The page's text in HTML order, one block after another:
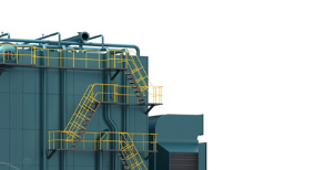
14 МВт Температура ...